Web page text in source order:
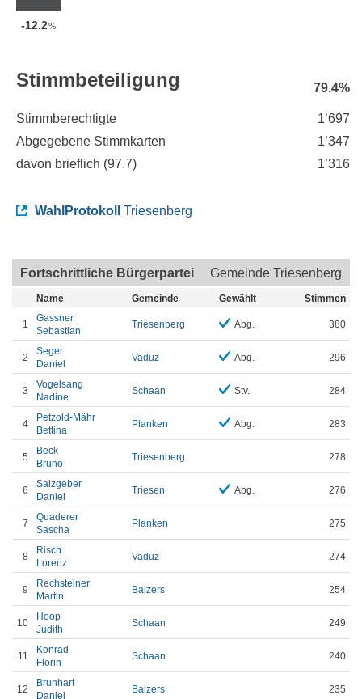
-12.2%
Stimmbeteiligung 79.4%
Stimmberechtigte
1’697
Abgegebene Stimmkarten
1’347
davon brieflich (97.7) 1’316
WahlProtokoll Triesenberg
Fortschrittliche Bürgerpartei Gemeinde Triesenberg
Name Gemeinde Gewählt Stimmen
1
Gassner
Sebastian
Triesenberg Abg. 380
2
Seger
Daniel
Vaduz Abg. 296
3
Vogelsang
Nadine
Schaan Stv. 284
4
Petzold-Mähr
Bettina
Planken Abg. 283
5
Beck
Bruno
Triesenberg 278
6
Salzgeber
Daniel
Triesen Abg. 276
7
Quaderer
Sascha
Planken 275
8
Risch
Lorenz
Vaduz 274
9
Rechsteiner
Martin
Balzers 254
10
Hoop
Judith
Schaan 249
11
Konrad
Florin
Schaan 240
12
Brunhart
Daniel
Balzers 235